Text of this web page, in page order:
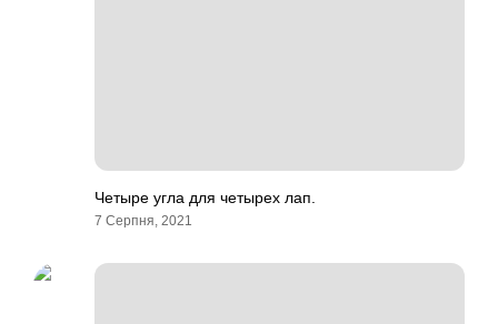
Четыре угла для четырех лап.
7 Серпня, 2021